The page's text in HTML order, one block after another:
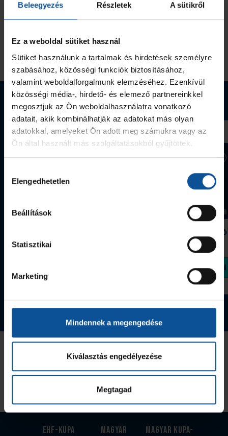
Beleegyezés Részletek A sütikről
Ez a weboldal sütiket használ
Sütiket használunk a tartalmak és hirdetések személyre
szabásához, közösségi funkciók biztosításához,
valamint weboldalforgalmunk elemzéséhez. Ezenkívül
közösségi média-, hirdető- és elemező partnereinkkel
megosztjuk az Ön weboldalhasználatra vonatkozó
adatait, akik kombinálhatják az adatokat más olyan
adatokkal, amelyeket Ön adott meg számukra vagy az
Ön által használt más szolgáltatásokból gyűjtöttek.
kiválasztása
Elengedhetetlen
Beállítások
Statisztikai
Marketing
Mindennek a megengedése
Kiválasztás engedélyezése
Megtagad
Webshop termékek
Szeged
1 090 Ft
Megvásárolom
EHF-Kupa
Magyar
Magyar kupa-